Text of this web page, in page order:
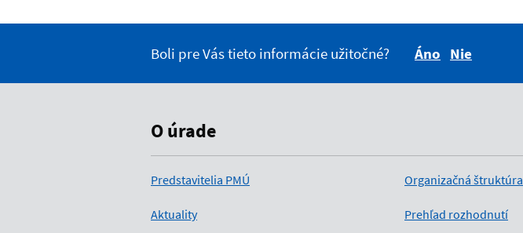
Boli pre Vás tieto informácie užitočné? Áno Nie
O úrade
Predstavitelia PMÚ
Aktuality
Organizačná štruktúra
Prehľad rozhodnutí